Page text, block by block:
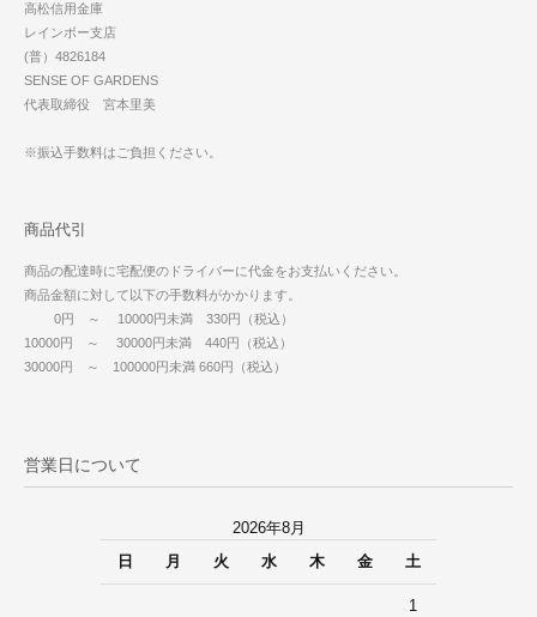
高松信用金庫
レインボー支店
(普）4826184
SENSE OF GARDENS
代表取締役 宮本里美
※振込手数料はご負担ください。
商品代引
商品の配達時に宅配便のドライバーに代金をお支払いください。
商品金額に対して以下の手数料がかかります。
0円 ～ 10000円未満 330円（税込）
10000円 ～ 30000円未満 440円（税込）
30000円 ～ 100000円未満 660円（税込）
営業日について
2026年8月
日
月 火 水 木 金 土
1